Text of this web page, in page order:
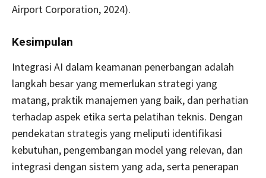
Airport Corporation, 2024).
Kesimpulan
Integrasi AI dalam keamanan penerbangan adalah
langkah besar yang memerlukan strategi yang
matang, praktik manajemen yang baik, dan perhatian
terhadap aspek etika serta pelatihan teknis. Dengan
pendekatan strategis yang meliputi identifikasi
kebutuhan, pengembangan model yang relevan, dan
integrasi dengan sistem yang ada, serta penerapan